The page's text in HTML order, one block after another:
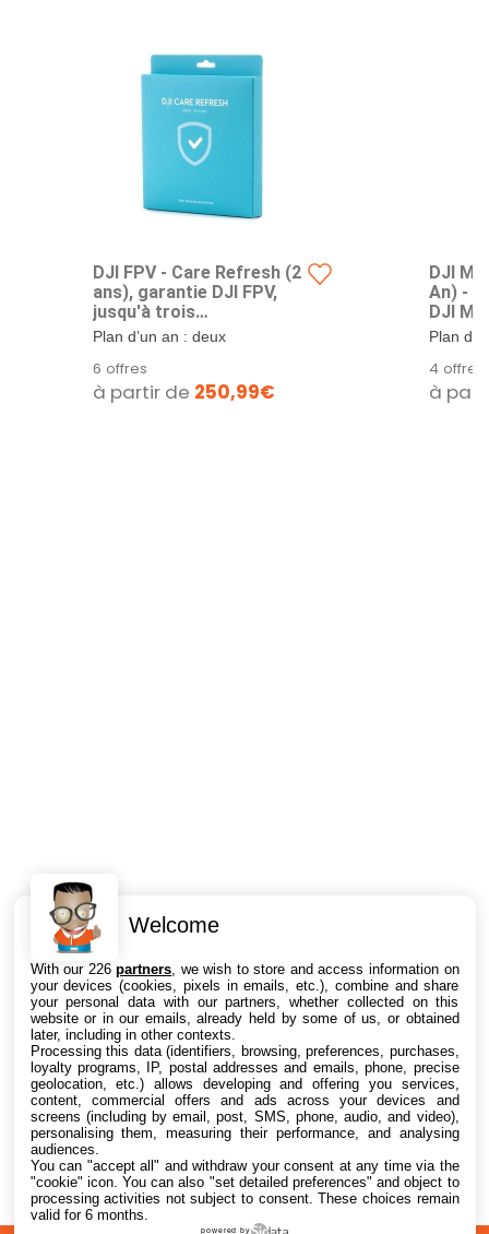
DJI FPV - Care Refresh (2
ans), garantie DJI FPV,
jusqu'à trois
remplacements dans les
rapide, couverture des
accidents et des dégâts
des eaux, activation dans
Plan d’un an : deux
Plan de deux ans :...
6 offres
à partir de 250,99€
DJI
An) -
DJI
et des
Plan
dont un
4 offres
à
Intéressant ? Partagez !
Welcome
With our 226partners , we wish to store and access information on
your devices (cookies, pixels in emails, etc.), combine and share
your personal data with our partners, whether collected on this
website or in our emails, already held by some of us, or obtained
later, including in other contexts.
Processing this data (identifiers, browsing, preferences, purchases,
loyalty programs, IP, postal addresses and emails, phone, precise
geolocation, etc.) allows developing and offering you services,
content, commercial offers and ads across your devices and
screens (including by email, post, SMS, phone, audio, and video),
personalising them, measuring their performance, and analysing
audiences.
You can "accept all" and withdraw your consent at any time via the
"cookie" icon. You can also "set detailed preferences" and object to
processing activities not subject to consent. These choices remain
valid for 6 months.
powered by